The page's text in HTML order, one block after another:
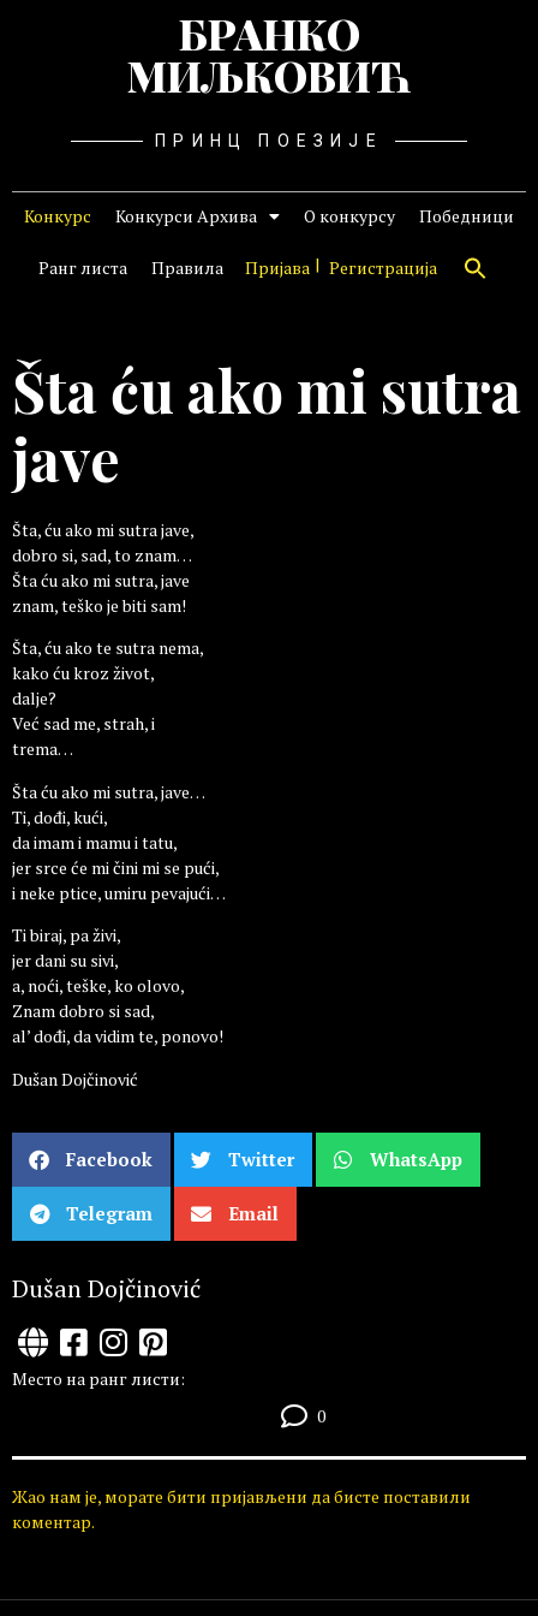
БРАНКО
МИЉКОВИЋ
ПРИНЦ ПОЕЗИЈЕ
Конкурс Конкурси Архива О конкурсу Победници
Ранг листа Правила Пријава Регистрација
Šta ću ako mi sutra
jave
Šta, ću ako mi sutra jave,
dobro si, sad, to znam…
Šta ću ako mi sutra, jave
znam, teško je biti sam!
Šta, ću ako te sutra nema,
kako ću kroz život,
dalje?
Već sad me, strah, i
trema…
Šta ću ako mi sutra, jave…
Ti, dođi, kući,
da imam i mamu i tatu,
jer srce će mi čini mi se pući,
i neke ptice, umiru pevajući…
Ti biraj, pa živi,
jer dani su sivi,
a, noći, teške, ko olovo,
Znam dobro si sad,
al’ dođi, da vidim te, ponovo!
Dušan Dojčinović
Facebook Twitter WhatsApp
Telegram Email
Dušan Dojčinović
Место на ранг листи:
0
Жао нам је, морате бити пријављени да бисте поставили
коментар.